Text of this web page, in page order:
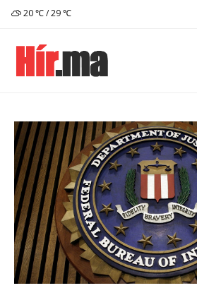
20 ℃ / 29 ℃